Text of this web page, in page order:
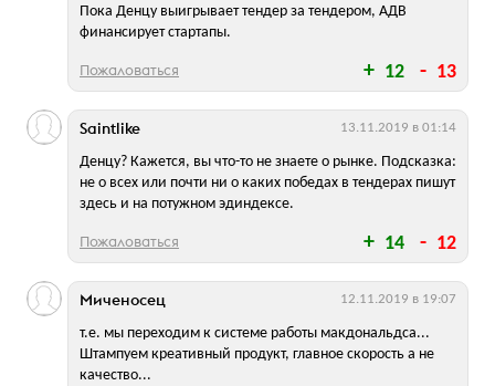
12 13
Пока Денцу выигрывает тендер за тендером, АДВ
финансирует стартапы.
Пожаловаться
14 12
Денцу? Кажется, вы что-то не знаете о рынке. Подсказка:
не о всех или почти ни о каких победах в тендерах пишут
здесь и на потужном эдиндексе.
Saintlike 13.11.2019 в 01:14
Пожаловаться
т.е. мы переходим к системе работы макдональдса...
Штампуем креативный продукт, главное скорость а не
качество...
Миченосец 12.11.2019 в 19:07